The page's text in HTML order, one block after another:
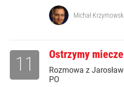
Michał Krzymowski
Ostrzymy miecze
Rozmowa z
PO
11